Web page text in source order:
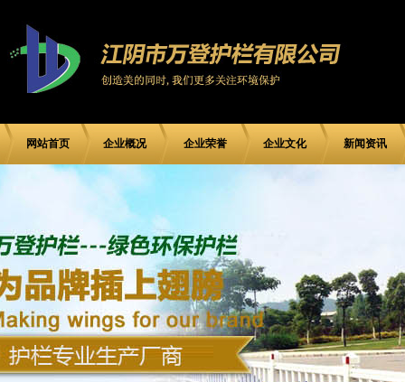
网站首页 企业概况 企业荣誉 企业文化 新闻资讯